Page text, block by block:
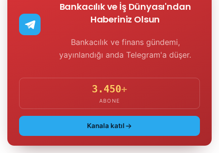
Bankacılık ve İş Dünyası'ndan
Haberiniz Olsun
Bankacılık ve finans gündemi,
yayınlandığı anda Telegram'a düşer.
3.450+
ABONE
Kanala katıl